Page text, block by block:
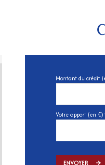
Montant du crédit
Votre apport (en €)
ENVOYER